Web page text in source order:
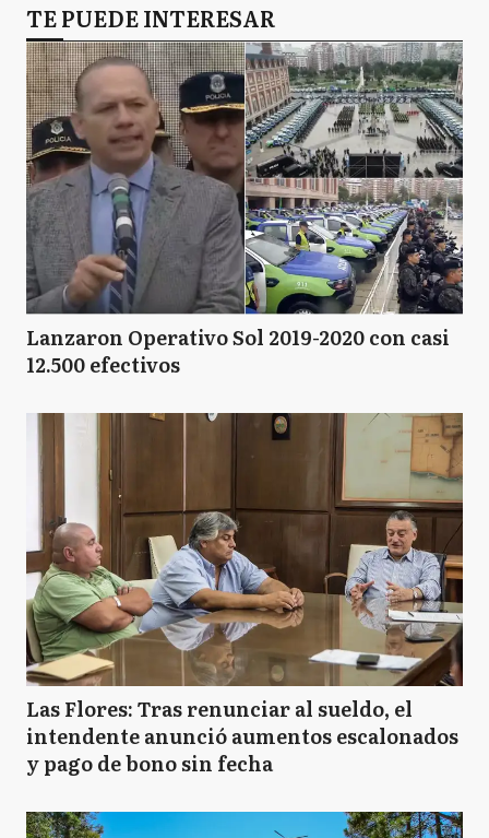
TE PUEDE INTERESAR
Lanzaron Operativo Sol 2019-2020 con casi
12.500 efectivos
Las Flores: Tras renunciar al sueldo, el
intendente anunció aumentos escalonados
y pago de bono sin fecha